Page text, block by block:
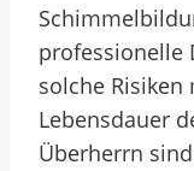
professionelle
solche
Lebensdauer
Überherrn